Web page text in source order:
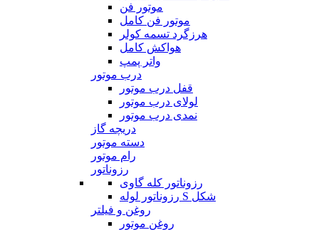
موتور فن
موتور فن کامل
هرزگرد تسمه کولر
هواکش کامل
واتر پمپ
درب موتور
قفل درب موتور
لولای درب موتور
نمدی درب موتور
دریچه گاز
دسته موتور
رام موتور
رزوناتور
رزوناتور کله گاوی
رزوناتور لوله S شکل
روغن و فیلتر
روغن موتور